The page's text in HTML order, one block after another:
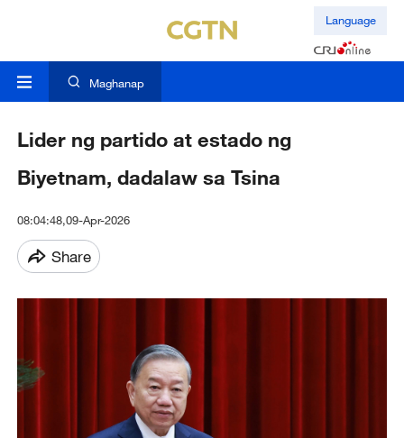
Language
Maghanap
Lider ng partido at estado ng
Biyetnam, dadalaw sa Tsina
08:04:48,09-Apr-2026
Share